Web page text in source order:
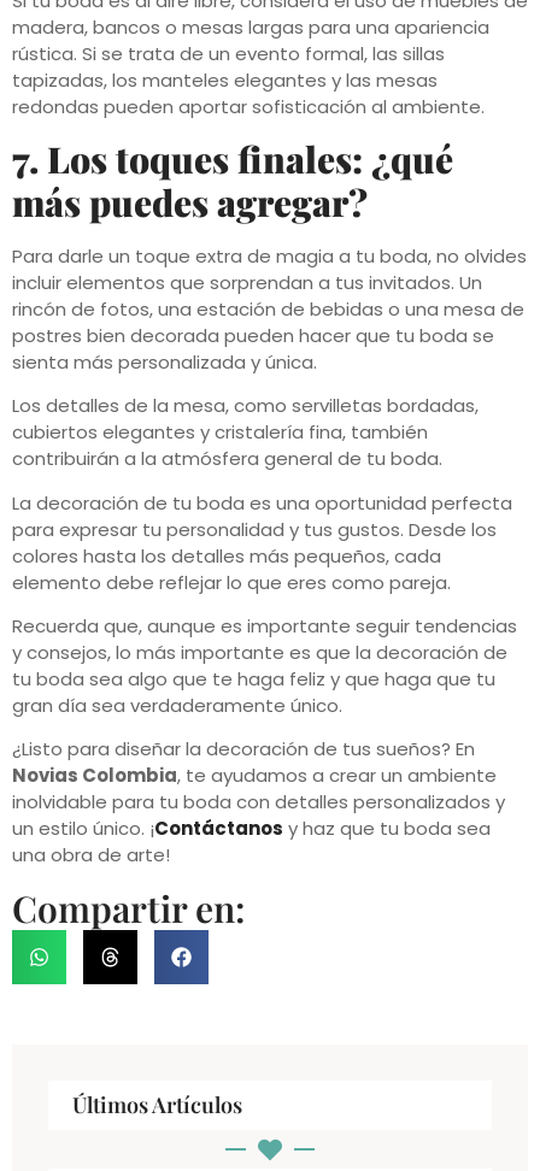
madera, bancos o mesas largas para una apariencia
rústica. Si se trata de un evento formal, las sillas
tapizadas, los manteles elegantes y las mesas
redondas pueden aportar sofisticación al ambiente.
7. Los toques finales: ¿qué
más puedes agregar?
Para darle un toque extra de magia a tu boda, no olvides
incluir elementos que sorprendan a tus invitados. Un
rincón de fotos, una estación de bebidas o una mesa de
postres bien decorada pueden hacer que tu boda se
sienta más personalizada y única.
Los detalles de la mesa, como servilletas bordadas,
cubiertos elegantes y cristalería fina, también
contribuirán a la atmósfera general de tu boda.
La decoración de tu boda es una oportunidad perfecta
para expresar tu personalidad y tus gustos. Desde los
colores hasta los detalles más pequeños, cada
elemento debe reflejar lo que eres como pareja.
Recuerda que, aunque es importante seguir tendencias
y consejos, lo más importante es que la decoración de
tu boda sea algo que te haga feliz y que haga que tu
gran día sea verdaderamente único.
¿Listo para diseñar la decoración de tus sueños? En
Novias Colombia, te ayudamos a crear un ambiente
inolvidable para tu boda con detalles personalizados y
un estilo único. ¡Contáctanos y haz que tu boda sea
una obra de arte!
Compartir en:
Últimos Artículos